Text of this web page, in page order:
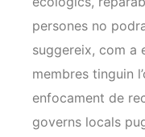
persones no
suggereix, com a
membres tinguin
enfocament de
governs locals